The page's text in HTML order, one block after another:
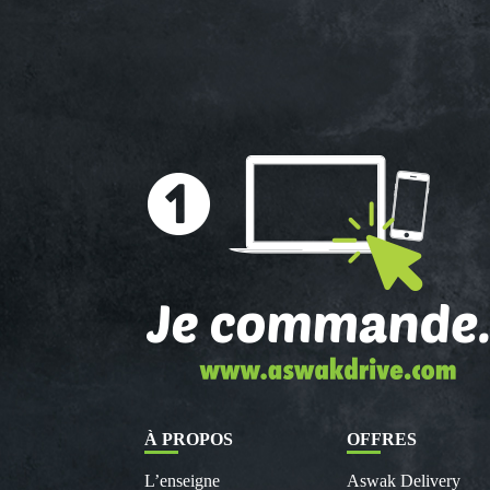
À PROPOS
L’enseigne
OFFRES
Aswak Delivery